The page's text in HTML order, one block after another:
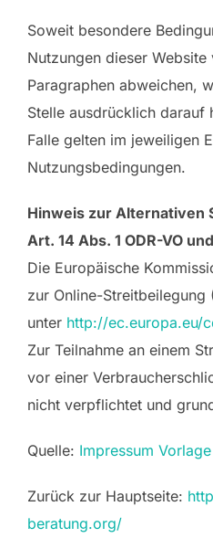
Soweit besondere
Nutzungen dieser
Paragraphen abweichen,
Stelle ausdrücklich darauf
Falle gelten im jeweiligen
Nutzungsbedingungen.
Hinweis zur Alternativen
Art. 14 Abs. 1 ODR-VO
Die Europäische
zur Online-Streitbeilegung
unter http://ec.europa.eu/
Zur Teilnahme an einem
vor einer
nicht verpflichtet und
Quelle: Impressum
Zurück zur Hauptseite:
beratung.org/